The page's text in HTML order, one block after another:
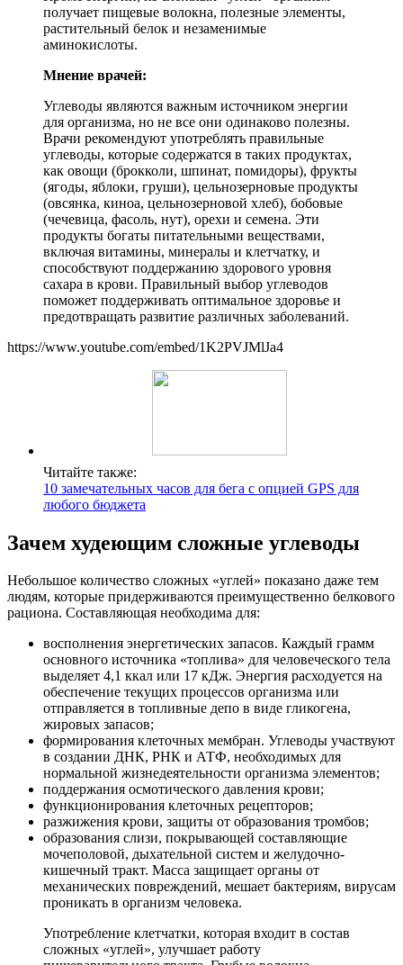
получает пищевые волокна, полезные элементы,
растительный белок и незаменимые
аминокислоты.
Мнение врачей:
Углеводы являются важным источником энергии
для организма, но не все они одинаково полезны.
Врачи рекомендуют употреблять правильные
углеводы, которые содержатся в таких продуктах,
как овощи (брокколи, шпинат, помидоры), фрукты
(ягоды, яблоки, груши), цельнозерновые продукты
(овсянка, киноа, цельнозерновой хлеб), бобовые
(чечевица, фасоль, нут), орехи и семена. Эти
продукты богаты питательными веществами,
включая витамины, минералы и клетчатку, и
способствуют поддержанию здорового уровня
сахара в крови. Правильный выбор углеводов
поможет поддерживать оптимальное здоровье и
предотвращать развитие различных заболеваний.
https://www.youtube.com/embed/1K2PVJMlJa4
Читайте также:
10 замечательных часов для бега с опцией GPS для
любого бюджета
Зачем худеющим сложные углеводы
Небольшое количество сложных «углей» показано даже тем
людям, которые придерживаются преимущественно белкового
рациона. Составляющая необходима для:
восполнения энергетических запасов. Каждый грамм
основного источника «топлива» для человеческого тела
выделяет 4,1 ккал или 17 кДж. Энергия расходуется на
обеспечение текущих процессов организма или
отправляется в топливные депо в виде гликогена,
жировых запасов;
формирования клеточных мембран. Углеводы участвуют
в создании ДНК, РНК и АТФ, необходимых для
нормальной жизнедеятельности организма элементов;
поддержания осмотического давления крови;
функционирования клеточных рецепторов;
разжижения крови, защиты от образования тромбов;
образования слизи, покрывающей составляющие
мочеполовой, дыхательной систем и желудочно-
кишечный тракт. Масса защищает органы от
механических повреждений, мешает бактериям, вирусам
проникать в организм человека.
Употребление клетчатки, которая входит в состав
сложных «углей», улучшает работу